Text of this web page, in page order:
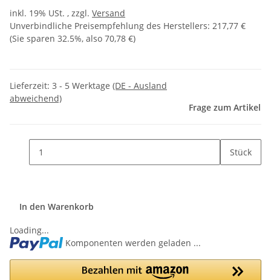
inkl. 19% USt. , zzgl. Versand
Unverbindliche Preisempfehlung des Herstellers: 217,77 €
(Sie sparen 32.5%, also 70,78 €)
Lieferzeit: 3 - 5 Werktage (DE - Ausland
abweichend)
Frage zum Artikel
Stück
In den Warenkorb
Loading...
Komponenten werden geladen ...